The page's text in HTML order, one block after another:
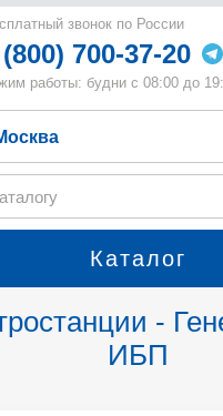
звонок по России
700-37-20
работы: будни с 08:00 до
Каталог
-
ИБП